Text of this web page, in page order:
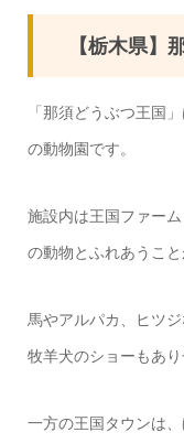
【栃木県】
「那須どうぶつ王国
の動物園です。
施設内は王国ファー
の動物とふれあうこと
馬やアルパカ、ヒツ
牧羊犬のショーもあり
一方の王国タウンは